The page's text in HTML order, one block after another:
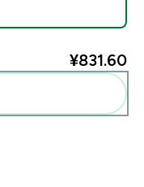
¥831.60‎